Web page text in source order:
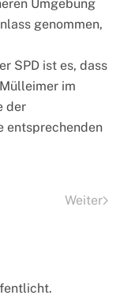
Umgebung
genommen,
SPD ist es, dass
im
der
entsprechenden
Weiter